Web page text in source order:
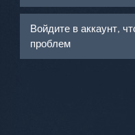
Войдите в аккаунт,
проблем